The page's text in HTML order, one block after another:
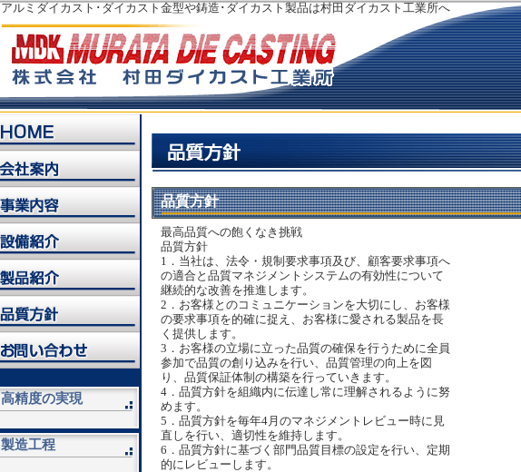
アルミダイカスト･ダイカスト金型や鋳造･ダイカスト製品は村田ダイカスト工業所へ
高精度の実現
製造工程
品質方針
最高品質への飽くなき挑戦
品質方針
1．当社は、法令・規制要求事項及び、顧客要求事項へ
の適合と品質マネジメントシステムの有効性について
継続的な改善を推進します。
2．お客様とのコミュニケーションを大切にし、お客様
の要求事項を的確に捉え、お客様に愛される製品を長
く提供します。
3．お客様の立場に立った品質の確保を行うために全員
参加で品質の創り込みを行い、品質管理の向上を図
り、品質保証体制の構築を行っていきます。
4．品質方針を組織内に伝達し常に理解されるように努
めます。
5．品質方針を毎年4月のマネジメントレビュー時に見
直しを行い、適切性を維持します。
6．品質方針に基づく部門品質目標の設定を行い、定期
的にレビューします。